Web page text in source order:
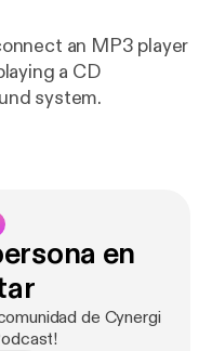
an MP3 player
a CD
system.
en
de Cynergi